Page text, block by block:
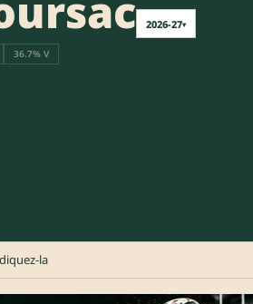
2026-27▾
36.7% V
la